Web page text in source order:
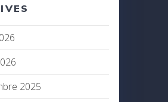
2025